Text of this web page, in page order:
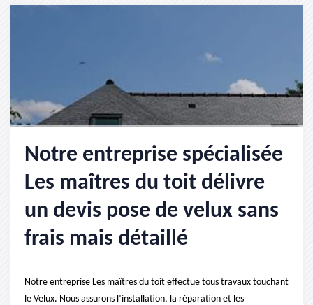
Notre entreprise spécialisée
Les maîtres du toit délivre
un devis pose de velux sans
frais mais détaillé
Notre entreprise Les maîtres du toit effectue tous travaux touchant
le Velux. Nous assurons l’installation, la réparation et les